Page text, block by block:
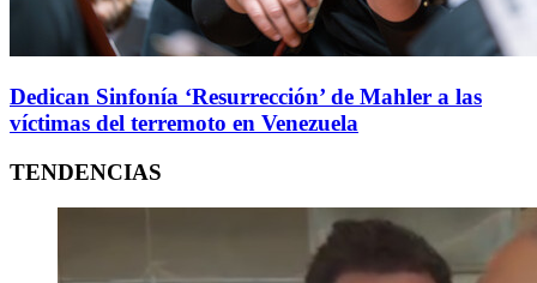
Dedican Sinfonía ‘Resurrección’ de Mahler a las
víctimas del terremoto en Venezuela
TENDENCIAS